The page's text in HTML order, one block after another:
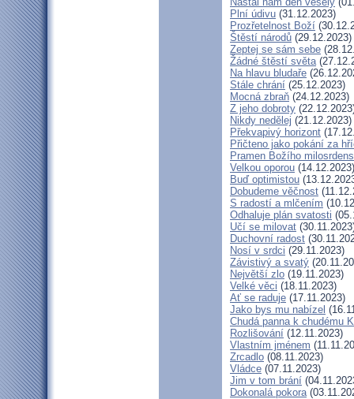
Plní údivu (31.12.2023)
Prozřetelnost Boží
Štěstí národů (29.12.2023)
Zeptej se sám sebe
Žádné štěstí světa
Na hlavu bludaře
Stále chrání (25.12.2023)
Mocná zbraň (24.12.2023)
Z jeho dobroty
Nikdy nedělej (21.12.2023)
Překvapivý horizont
Přičteno jako pokání za
Pramen Božího
Velkou oporou (14.12.2023)
Buď optimistou
Dobudeme věčnost
S radostí a mlčením
Odhaluje plán svatosti
Učí se milovat
Duchovní radost
Nosí v srdci (29.11.2023)
Závistivý a svatý
Největší zlo (19.11.2023)
Velké věci (18.11.2023)
Ať se raduje (17.11.2023)
Jako bys mu nabízel
Chudá panna k chudému
Rozlišování (12.11.2023)
Vlastním jménem
Zrcadlo (08.11.2023)
Vládce (07.11.2023)
Jim v tom brání
Dokonalá pokora